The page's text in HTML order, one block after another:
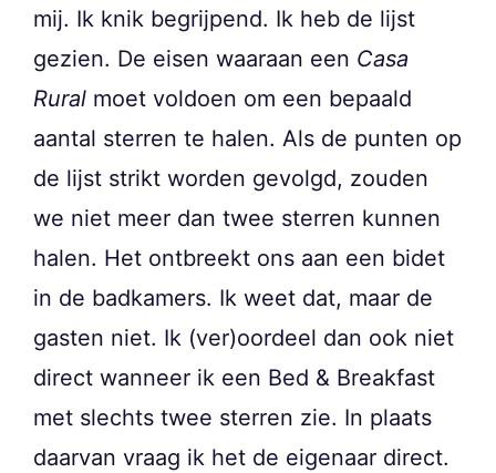
mij. Ik knik begrijpend. Ik heb de lijst
gezien. De eisen waaraan een Casa
Rural moet voldoen om een bepaald
aantal sterren te halen. Als de punten op
de lijst strikt worden gevolgd, zouden
we niet meer dan twee sterren kunnen
halen. Het ontbreekt ons aan een bidet
in de badkamers. Ik weet dat, maar de
gasten niet. Ik (ver)oordeel dan ook niet
direct wanneer ik een Bed & Breakfast
met slechts twee sterren zie. In plaats
daarvan vraag ik het de eigenaar direct.